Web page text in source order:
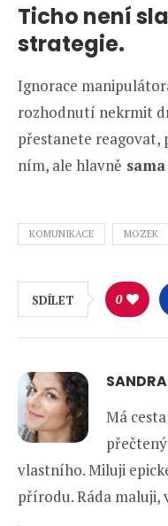
Ticho není
strategie.
Ignorace
rozhodnutí nekrmit
přestanete reagovat,
ním, ale hlavně
KOMUNIKACE MOZEK
SDÍLET 0
Má
vlastního. Miluji
přírodu. Ráda maluji,